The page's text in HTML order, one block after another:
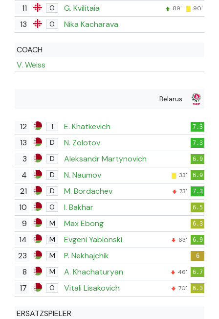
11 O G. Kvilitaia 89' 90'
13 O Nika Kacharava
COACH
V. Weiss
Belarus
12 T E. Khatkevich 7.3
13 D N. Zolotov 7.3
3 D Aleksandr Martynovich 6.9
4 D N. Naumov 33' 6.9
21 D M. Bordachev 73' 7.3
10 O I. Bakhar 6.5
9 M Max Ebong 6.3
14 M Evgeni Yablonski 63' 6.9
23 M P. Nekhajchik 6
8 M A. Khachaturyan 46' 6.7
17 O Vitali Lisakovich 70' 6.3
ERSATZSPIELER